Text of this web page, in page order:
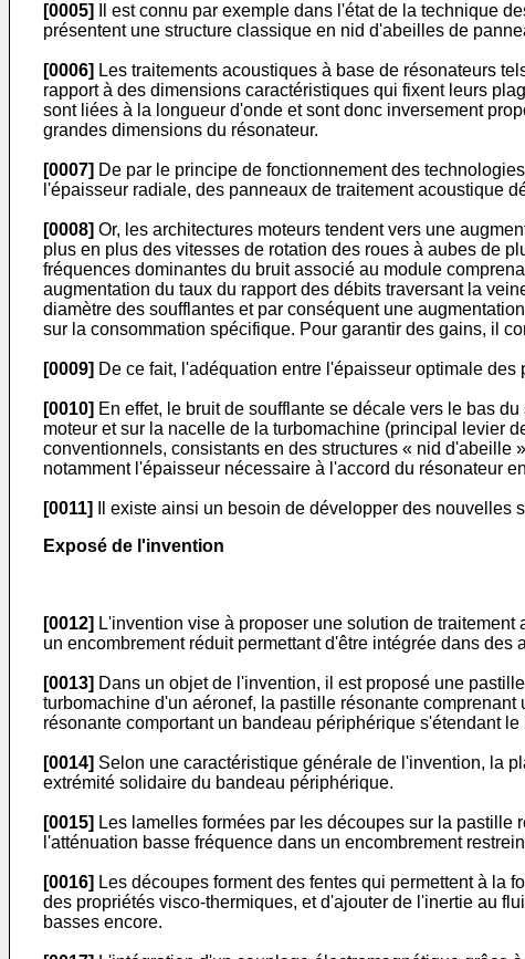
[0005]
Il est connu par exemple dans l'état de la technique
présentent une structure classique en nid d'abeilles de
[0006] Les traitements acoustiques à base de résonateurs
rapport à des dimensions caractéristiques qui fixent leurs
sont liées à la longueur d'onde et sont donc inversement
grandes dimensions du résonateur.
[0007] De par le principe de fonctionnement des
l'épaisseur radiale, des panneaux de traitement acoustique
[0008] Or, les architectures moteurs tendent vers une
plus en plus des vitesses de rotation des roues à aubes de
fréquences dominantes du bruit associé au module
augmentation du taux du rapport des débits traversant la
diamètre des soufflantes et par conséquent une
sur la consommation spécifique. Pour garantir des gains, il
[0009] De ce fait, l'adéquation entre l'épaisseur optimale
[0010] En effet, le bruit de soufflante se décale vers le bas
moteur et sur la nacelle de la turbomachine (principal levier
conventionnels, consistants en des structures « nid d'abeille
notamment l'épaisseur nécessaire à l'accord du résonateur
[0011]
Il existe ainsi un besoin de développer des nouvelles
Exposé de l'invention
[0012] L'invention vise à proposer une solution de
un encombrement réduit permettant d'être intégrée dans
[0013] Dans un objet de l'invention, il est proposé une
turbomachine d'un aéronef, la pastille résonante
résonante comportant un bandeau périphérique s'étendant
[0014] Selon une caractéristique générale de l'invention, la
extrémité solidaire du bandeau périphérique.
[0015] Les lamelles formées par les découpes sur la
l'atténuation basse fréquence dans un encombrement
[0016] Les découpes forment des fentes qui permettent à la
des propriétés visco-thermiques, et d'ajouter de l'inertie au
basses encore.